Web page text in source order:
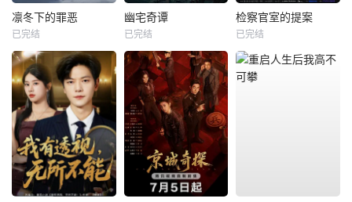
凛冬下的罪恶
已完结
幽宅奇谭
已完结
检察官室的提案
已完结